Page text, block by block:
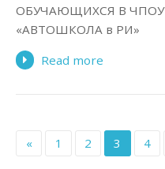
ОБУЧАЮЩИХСЯ В ЧПОУ
«АВТОШКОЛА в РИ»
Read more
« 1 2 3 4